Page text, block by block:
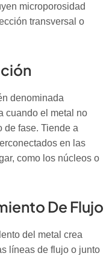
microporosidad
transversal o
denominada
cuando el metal no
de fase. Tiende a
en las
como los núcleos o
De Flujo
del metal crea
líneas de flujo o junto